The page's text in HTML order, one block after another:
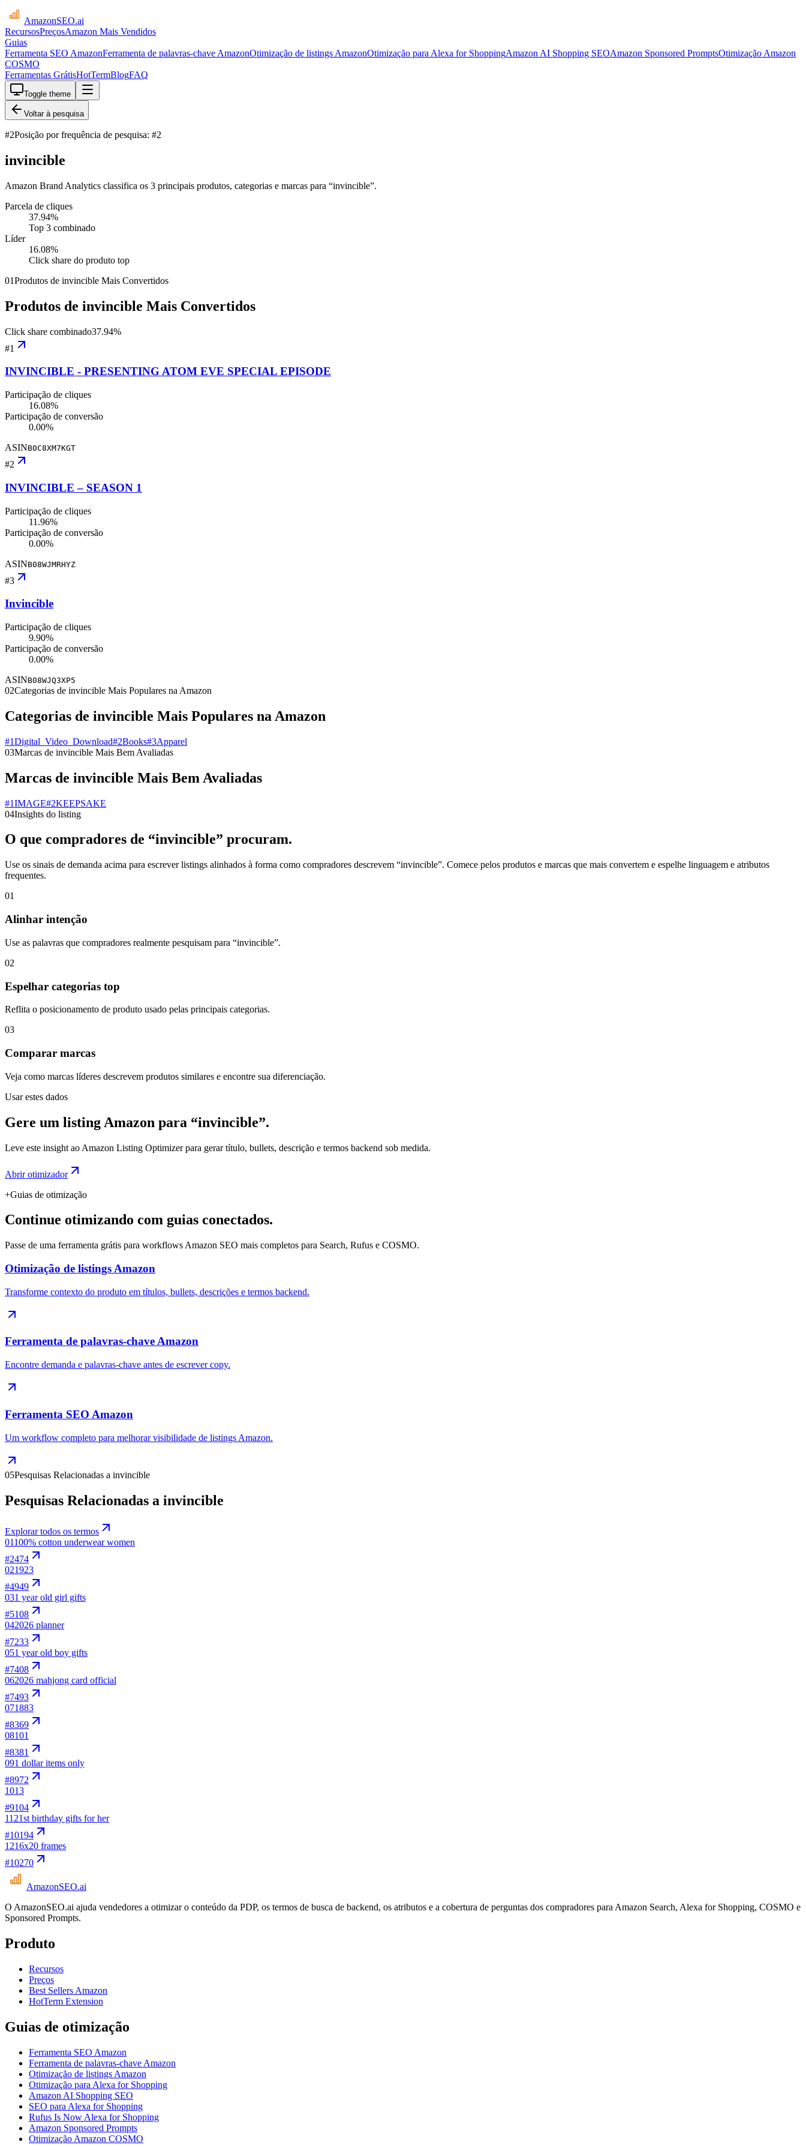
AmazonSEO.ai
RecursosPreçosAmazon Mais Vendidos
Guias
Ferramenta SEO AmazonFerramenta de palavras-chave AmazonOtimização de listings AmazonOtimização para Alexa for ShoppingAmazon AI Shopping SEOAmazon Sponsored PromptsOtimização Amazon
COSMO
Ferramentas GrátisHotTermBlogFAQ
Toggle theme
Voltar à pesquisa
#2Posição por frequência de pesquisa: #2
invincible
Amazon Brand Analytics classifica os 3 principais produtos, categorias e marcas para “invincible”.
Parcela de cliques
37.94%
Top 3 combinado
Líder
16.08%
Click share do produto top
01Produtos de invincible Mais Convertidos
Produtos de invincible Mais Convertidos
Click share combinado37.94%
#1
INVINCIBLE - PRESENTING ATOM EVE SPECIAL EPISODE
Participação de cliques
16.08%
Participação de conversão
0.00%
ASINB0C8XM7KGT
#2
INVINCIBLE – SEASON 1
Participação de cliques
11.96%
Participação de conversão
0.00%
ASINB08WJMRHYZ
#3
Invincible
Participação de cliques
9.90%
Participação de conversão
0.00%
ASINB08WJQ3XP5
02Categorias de invincible Mais Populares na Amazon
Categorias de invincible Mais Populares na Amazon
#1Digital_Video_Download#2Books#3Apparel
03Marcas de invincible Mais Bem Avaliadas
Marcas de invincible Mais Bem Avaliadas
#1IMAGE#2KEEPSAKE
04Insights do listing
O que compradores de “invincible” procuram.
Use os sinais de demanda acima para escrever listings alinhados à forma como compradores descrevem “invincible”. Comece pelos produtos e marcas que mais convertem e espelhe linguagem e atributos
frequentes.
01
Alinhar intenção
Use as palavras que compradores realmente pesquisam para “invincible”.
02
Espelhar categorias top
Reflita o posicionamento de produto usado pelas principais categorias.
03
Comparar marcas
Veja como marcas líderes descrevem produtos similares e encontre sua diferenciação.
Usar estes dados
Gere um listing Amazon para “invincible”.
Leve este insight ao Amazon Listing Optimizer para gerar título, bullets, descrição e termos backend sob medida.
Abrir otimizador
+Guias de otimização
Continue otimizando com guias conectados.
Passe de uma ferramenta grátis para workflows Amazon SEO mais completos para Search, Rufus e COSMO.
Otimização de listings Amazon
Transforme contexto do produto em títulos, bullets, descrições e termos backend.
Ferramenta de palavras-chave Amazon
Encontre demanda e palavras-chave antes de escrever copy.
Ferramenta SEO Amazon
Um workflow completo para melhorar visibilidade de listings Amazon.
05Pesquisas Relacionadas a invincible
Pesquisas Relacionadas a invincible
Explorar todos os termos
01100% cotton underwear women
#2474
021923
#4949
031 year old girl gifts
#5108
042026 planner
#7233
051 year old boy gifts
#7408
062026 mahjong card official
#7493
071883
#8369
08101
#8381
091 dollar items only
#8972
1013
#9104
1121st birthday gifts for her
#10194
1216x20 frames
#10270
AmazonSEO.ai
O AmazonSEO.ai ajuda vendedores a otimizar o conteúdo da PDP, os termos de busca de backend, os atributos e a cobertura de perguntas dos compradores para Amazon Search, Alexa for Shopping, COSMO e
Sponsored Prompts.
Produto
Recursos
Preços
Best Sellers Amazon
HotTerm Extension
Guias de otimização
Ferramenta SEO Amazon
Ferramenta de palavras-chave Amazon
Otimização de listings Amazon
Otimização para Alexa for Shopping
Amazon AI Shopping SEO
SEO para Alexa for Shopping
Rufus Is Now Alexa for Shopping
Amazon Sponsored Prompts
Otimização Amazon COSMO